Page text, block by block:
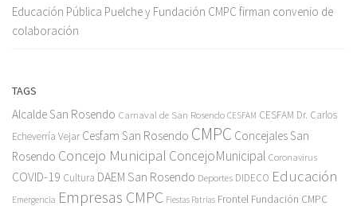
Educación Pública Puelche y Fundación CMPC firman convenio de
colaboración
TAGS
Alcalde San Rosendo Carnaval de San Rosendo CESFAM CESFAM Dr. Carlos
Echeverría Vejar Cesfam San Rosendo CMPC Concejales San
Rosendo Concejo Municipal ConcejoMunicipal Coronavirus
COVID-19 Cultura DAEM San Rosendo Deportes DIDECO Educación
Emergencia Empresas CMPC Fiestas Patrias Frontel Fundación CMPC